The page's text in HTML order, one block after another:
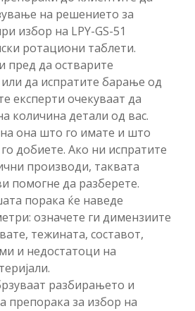
на решението за
избор на LPY-GS-51
ротациони таблети.
пред да остварите
да испратите барање од
експерти очекуваат да
количина детали од вас.
она што го имате и што
добиете. Ако ни испратите
производи, таквата
помогне да разберете.
порака ќе наведе
означете ги димензиите
тежината, составот,
и недостатоци на
разбирањето и
препорака за избор на